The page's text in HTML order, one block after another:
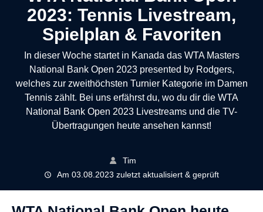
2023: Tennis Livestream,
Spielplan & Favoriten
In dieser Woche startet in Kanada das WTA Masters
National Bank Open 2023 presented by Rodgers,
welches zur zweithöchsten Turnier Kategorie im Damen
Tennis zählt. Bei uns erfährst du, wo du dir die WTA
National Bank Open 2023 Livestreams und die TV-
Übertragungen heute ansehen kannst!
Tim
Am 03.08.2023 zuletzt aktualisiert & geprüft